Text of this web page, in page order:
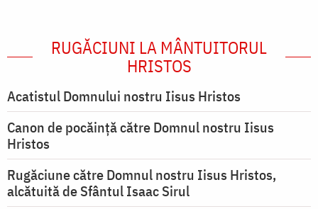
RUGĂCIUNI LA MÂNTUITORUL
HRISTOS
Acatistul Domnului nostru Iisus Hristos
Canon de pocăință către Domnul nostru Iisus
Hristos
Rugăciune către Domnul nostru Iisus Hristos,
alcătuită de Sfântul Isaac Sirul